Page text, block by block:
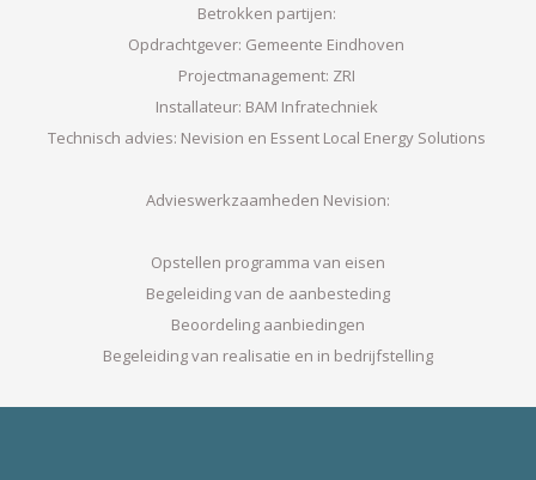
Betrokken partijen:
Opdrachtgever: Gemeente Eindhoven
Projectmanagement: ZRI
Installateur: BAM Infratechniek
Technisch advies: Nevision en Essent Local Energy Solutions
Advieswerkzaamheden Nevision:
Opstellen programma van eisen
Begeleiding van de aanbesteding
Beoordeling aanbiedingen
Begeleiding van realisatie en in bedrijfstelling